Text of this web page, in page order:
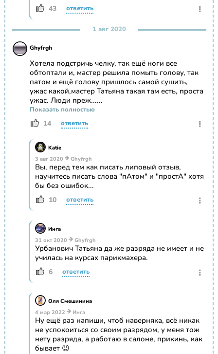
43 ответить
1 авг 2020
Ghyfrgh
Хотела подстричь челку, так ещё ноги все
обтоптали и, мастер решила помыть голову, так
патом и ещё голову пришлось самой сушить,
ужас какой,мастер Татьяна такая там есть, проста
ужас. Люди преж......
Показать полностью
14 ответить
Katie
3 авг 2020
Ghyfrgh
Вы, перед тем как писать липовый отзыв,
научитесь писать слова "пАтом" и "простА" хотя
бы без ошибок...
10 ответить
Инга
31 окт 2020
Ghyfrgh
Урбанович Татьяна да же разряда не имеет и не
училась на курсах парикмахера.
6 ответить
Оля Смешинина
4 мар 2022
Инга
Ну ещё раз напиши, чтоб наверняка, всё никак
не успокоиться со своим разрядом, у меня тож
нету разряда, а работаю в салоне, прикинь, как
бывает 😉